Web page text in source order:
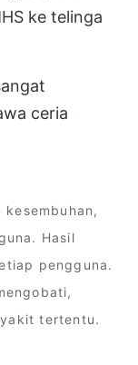
ke telinga
ceria
Hasil
pengguna.
tertentu.